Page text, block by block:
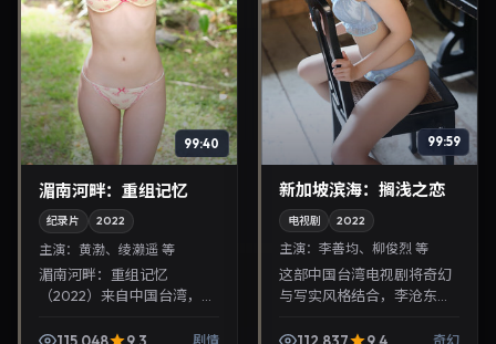
99:40
湄南河畔：重组记忆
纪录片 2022
主演： 黄渤、绫濑遥 等
湄南河畔：重组记忆
（2022）来自中国台湾，类
渤、绫濑遥等参与演出。
115,048 9.3 剧情
99:59
新加坡滨海：搁浅之恋
电视剧 2022
主演：李善均、柳俊烈 等
这部中国台湾电视剧将奇幻
与写实风格结合，李沧东掌
角。2022年5月9日与观众见
112,837 9.4 奇幻